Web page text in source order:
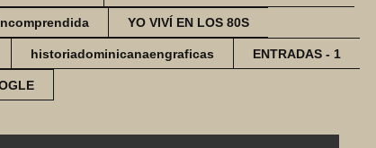
YO VIVÍ EN LOS 80S
historiadominicanaengraficas ENTRADAS - 1